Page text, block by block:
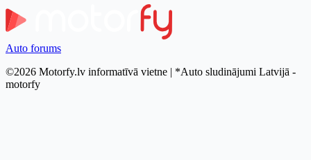
Auto forums
©2026 Motorfy.lv informatīvā vietne | *Auto sludinājumi Latvijā -
motorfy